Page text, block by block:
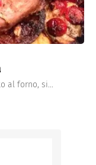
al forno, si...